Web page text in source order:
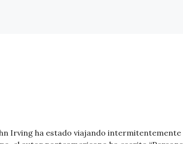
Irving ha estado viajando